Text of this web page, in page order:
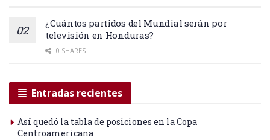
¿Cuántos partidos del Mundial serán por
televisión en Honduras?
0 SHARES
Entradas recientes
Así quedó la tabla de posiciones en la Copa
Centroamericana